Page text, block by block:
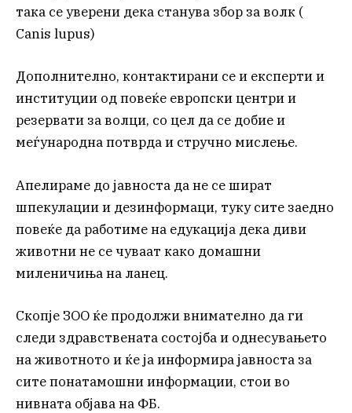
така се уверени дека станува збор за волк (
Canis lupus)
Дополнително, контактирани се и експерти и
институции од повеќе европски центри и
резервати за волци, со цел да се добие и
меѓународна потврда и стручно мислење.
Апелираме до јавноста да не се шират
шпекулации и дезинформаци, туку сите заедно
повеќе да работиме на едукација дека диви
животни не се чуваат како домашни
миленичиња на ланец.
Скопје ЗОО ќе продолжи внимателно да ги
следи здравствената состојба и однесувањето
на животното и ќе ја информира јавноста за
сите понатамошни информации, стои во
нивната објава на ФБ.